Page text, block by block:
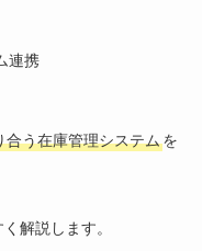
連携
合う在庫管理システムを
解説します。